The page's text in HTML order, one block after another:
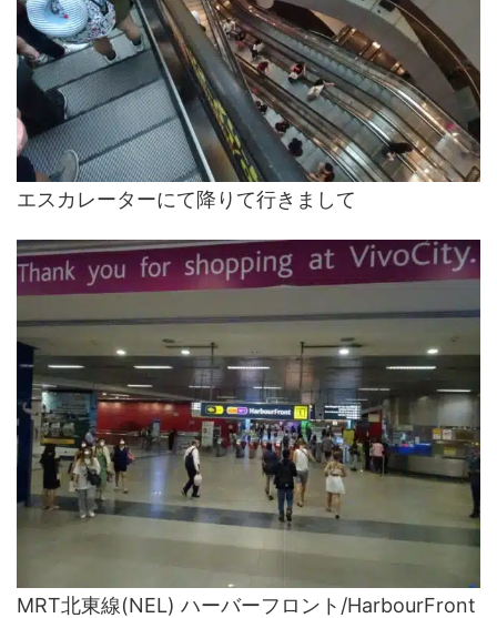
エスカレーターにて降りて行きまして
MRT北東線(NEL) ハーバーフロント/HarbourFront